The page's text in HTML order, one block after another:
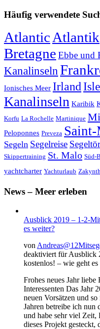
Häufig verwendete
AtlanticAtlantik
Bretagne Ebbe und
Kanalinseln
Ionisches Meer Irland
Kanalinseln Karibik
Korfu La Rochelle Martinique
Peloponnes Preveza
Segeln Segelreise
Skippertraining St. Malo Süd-
yachtcharter Yachturlaub
News – Meer erleben
Ausblick 2019 – 1-2-
es weiter?
von
deaktiviert für Ausblick
kostenlos! – wie geht es
Frohes neues Jahr
Interessenten Das Jahr
neuen Vorsätzen und
Jahren betreibe ich
und habe sehr viel
dieses Projekt